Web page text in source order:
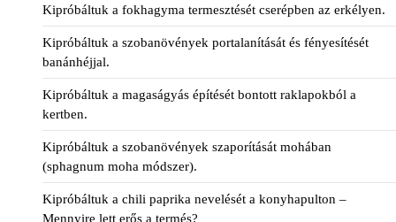
Kipróbáltuk a fokhagyma termesztését cserépben az erkélyen.
Kipróbáltuk a szobanövények portalanítását és fényesítését
banánhéjjal.
Kipróbáltuk a magaságyás építését bontott raklapokból a
kertben.
Kipróbáltuk a szobanövények szaporítását mohában
(sphagnum moha módszer).
Kipróbáltuk a chili paprika nevelését a konyhapulton –
Mennyire lett erős a termés?